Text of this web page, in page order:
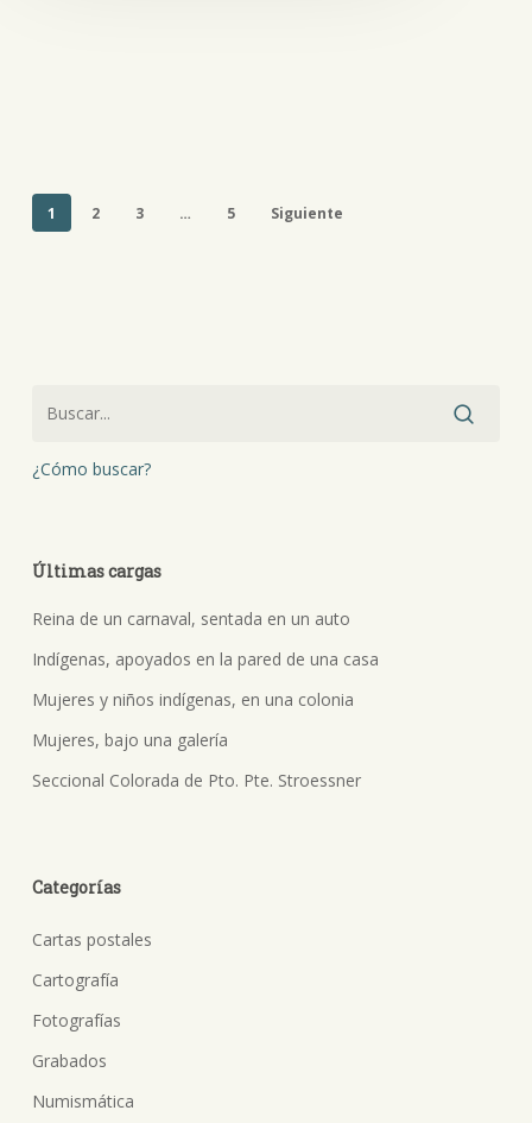
1 2 3 … 5 Siguiente
¿Cómo buscar?
Últimas cargas
Reina de un carnaval, sentada en un auto
Indígenas, apoyados en la pared de una casa
Mujeres y niños indígenas, en una colonia
Mujeres, bajo una galería
Seccional Colorada de Pto. Pte. Stroessner
Categorías
Cartas postales
Cartografía
Fotografías
Grabados
Numismática